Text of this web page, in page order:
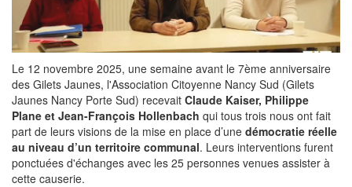
Le 12 novembre 2025, une semaine avant le 7ème anniversaire
des Gilets Jaunes, l'Association Citoyenne Nancy Sud (Gilets
Jaunes Nancy Porte Sud) recevait Claude Kaiser, Philippe
Plane et Jean-François Hollenbach qui tous trois nous ont fait
part de leurs visions de la mise en place d’une démocratie réelle
au niveau d’un territoire communal. Leurs interventions furent
ponctuées d'échanges avec les 25 personnes venues assister à
cette causerie.